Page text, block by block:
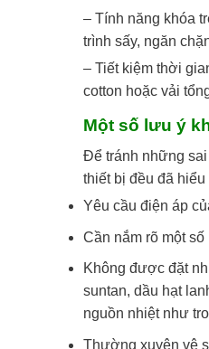
– Tính năng khóa
trình sấy, ngăn
– Tiết kiệm thời
cotton hoặc vải
Một số lưu ý
Để tránh những
thiết bị đều đã
Yêu cầu điện áp
Cần nắm rõ một
Không được đặt
suntan, dầu hạt
nguồn nhiệt như
Thường xuyên vệ